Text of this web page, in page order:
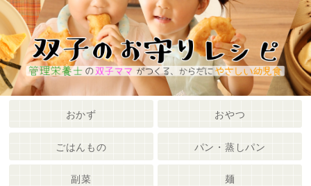
おかず おやつ
ごはんもの パン・蒸しパン
副菜 麺
メニュー 検索